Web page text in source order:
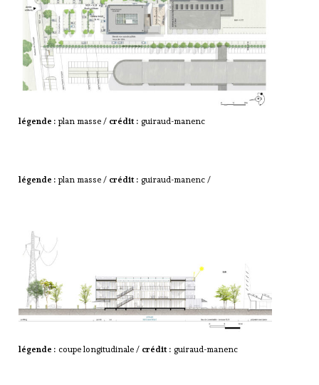
légende : plan masse / crédit : guiraud-manenc
légende : plan masse / crédit : guiraud-manenc /
légende : coupe longitudinale / crédit : guiraud-manenc